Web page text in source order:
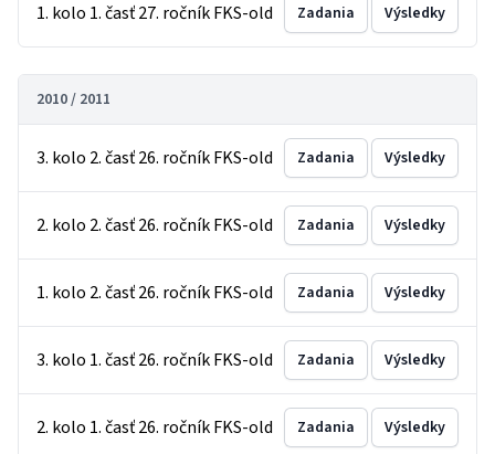
1. kolo 1. časť 27. ročník FKS-old Zadania Výsledky
2010 / 2011
3. kolo 2. časť 26. ročník FKS-old Zadania Výsledky
2. kolo 2. časť 26. ročník FKS-old Zadania Výsledky
1. kolo 2. časť 26. ročník FKS-old Zadania Výsledky
3. kolo 1. časť 26. ročník FKS-old Zadania Výsledky
2. kolo 1. časť 26. ročník FKS-old Zadania Výsledky